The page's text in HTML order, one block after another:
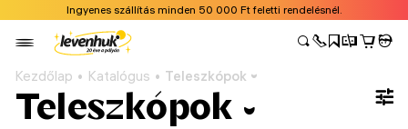
Ingyenes szállítás minden 50 000 Ft feletti rendelésnél.
Kezdőlap Katalógus Teleszkópok
Teleszkópok